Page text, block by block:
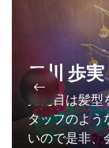
二川 歩実
見た目は髪型
タッフのよう
いので是非、